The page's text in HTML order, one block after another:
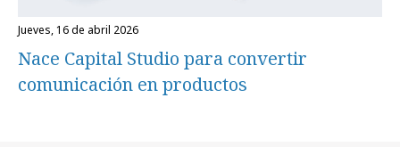
jueves, 16 de abril 2026
Nace Capital Studio para convertir
comunicación en productos